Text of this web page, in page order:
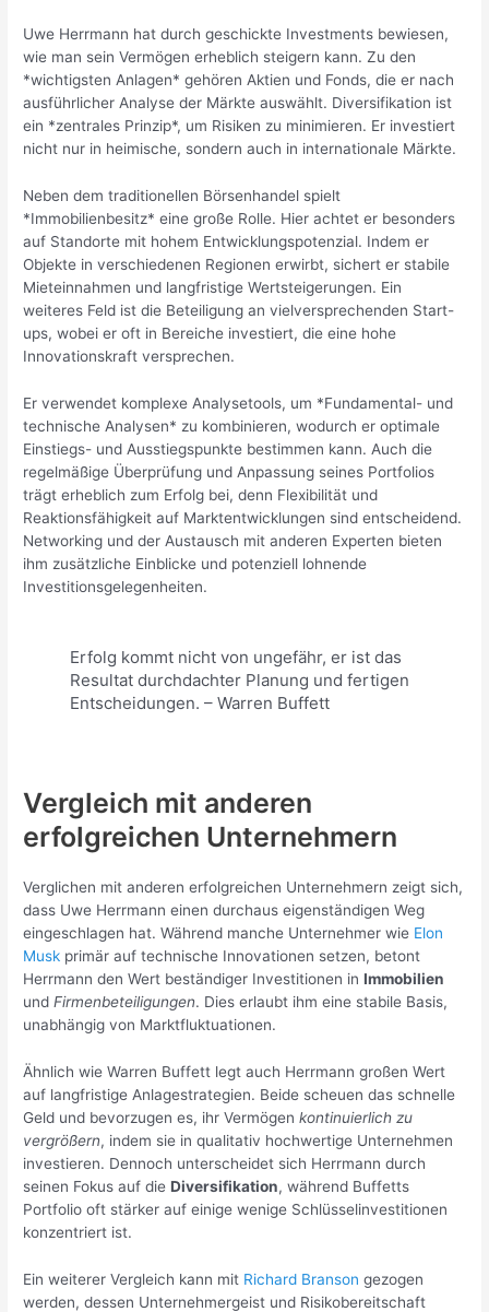
Uwe Herrmann hat durch geschickte Investments bewiesen,
wie man sein Vermögen erheblich steigern kann. Zu den
*wichtigsten Anlagen* gehören Aktien und Fonds, die er nach
ausführlicher Analyse der Märkte auswählt. Diversifikation ist
ein *zentrales Prinzip*, um Risiken zu minimieren. Er investiert
nicht nur in heimische, sondern auch in internationale Märkte.
Neben dem traditionellen Börsenhandel spielt
*Immobilienbesitz* eine große Rolle. Hier achtet er besonders
auf Standorte mit hohem Entwicklungspotenzial. Indem er
Objekte in verschiedenen Regionen erwirbt, sichert er stabile
Mieteinnahmen und langfristige Wertsteigerungen. Ein
weiteres Feld ist die Beteiligung an vielversprechenden Start-
ups, wobei er oft in Bereiche investiert, die eine hohe
Innovationskraft versprechen.
Er verwendet komplexe Analysetools, um *Fundamental- und
technische Analysen* zu kombinieren, wodurch er optimale
Einstiegs- und Ausstiegspunkte bestimmen kann. Auch die
regelmäßige Überprüfung und Anpassung seines Portfolios
trägt erheblich zum Erfolg bei, denn Flexibilität und
Reaktionsfähigkeit auf Marktentwicklungen sind entscheidend.
Networking und der Austausch mit anderen Experten bieten
ihm zusätzliche Einblicke und potenziell lohnende
Investitionsgelegenheiten.
Erfolg kommt nicht von ungefähr, er ist das
Resultat durchdachter Planung und fertigen
Entscheidungen. – Warren Buffett
Vergleich mit anderen
erfolgreichen Unternehmern
Verglichen mit anderen erfolgreichen Unternehmern zeigt sich,
dass Uwe Herrmann einen durchaus eigenständigen Weg
eingeschlagen hat. Während manche Unternehmer wie Elon
Musk primär auf technische Innovationen setzen, betont
Herrmann den Wert beständiger Investitionen inImmobilien
undFirmenbeteiligungen. Dies erlaubt ihm eine stabile Basis,
unabhängig von Marktfluktuationen.
Ähnlich wie Warren Buffett legt auch Herrmann großen Wert
auf langfristige Anlagestrategien. Beide scheuen das schnelle
Geld und bevorzugen es, ihr Vermögenkontinuierlich zu
vergrößern, indem sie in qualitativ hochwertige Unternehmen
investieren. Dennoch unterscheidet sich Herrmann durch
seinen Fokus auf dieDiversifikation, während Buffetts
Portfolio oft stärker auf einige wenige Schlüsselinvestitionen
konzentriert ist.
Ein weiterer Vergleich kann mit Richard Branson gezogen
werden, dessen Unternehmergeist und Risikobereitschaft